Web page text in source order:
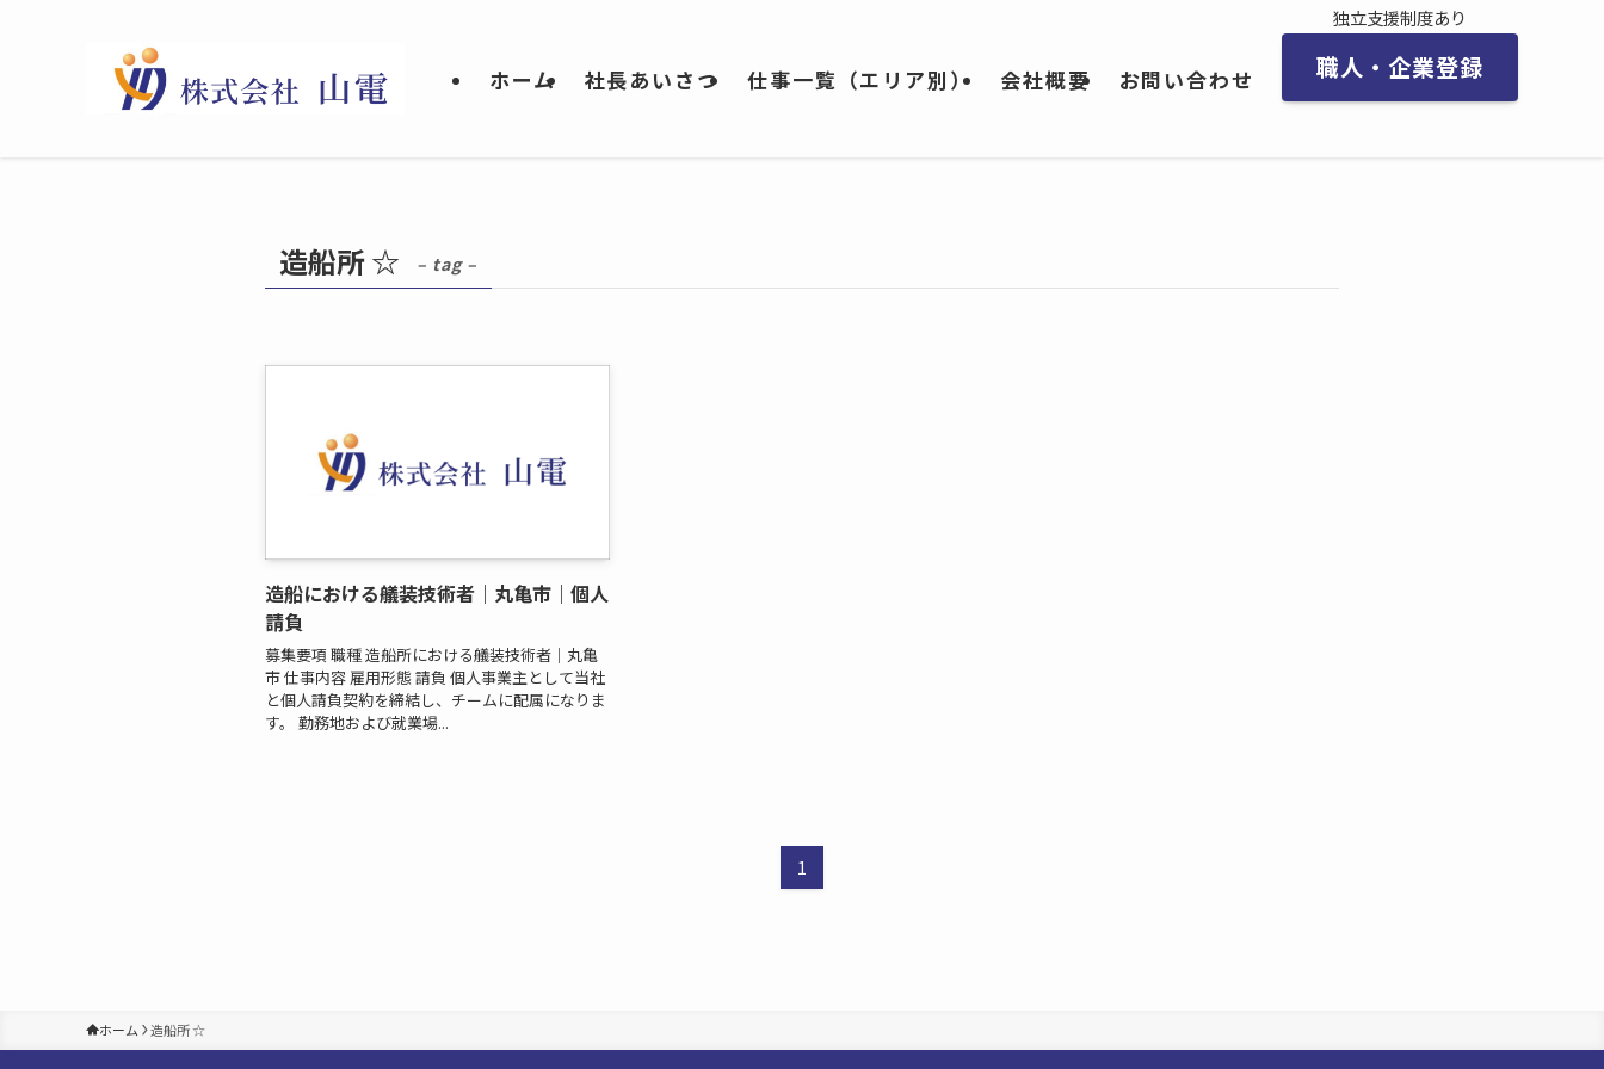
ホーム 社長あいさつ 仕事一覧（エリア別） 会社概要 お問い合わせ
独立支援制度あり
職人・企業登録
造船所 ☆ – tag –
造船における艤装技術者｜丸亀市｜個人
請負
募集要項 職種 造船所における艤装技術者｜丸亀
市 仕事内容 雇用形態 請負 個人事業主として当社
と個人請負契約を締結し、チームに配属になりま
す。 勤務地および就業場...
1
ホーム 造船所 ☆